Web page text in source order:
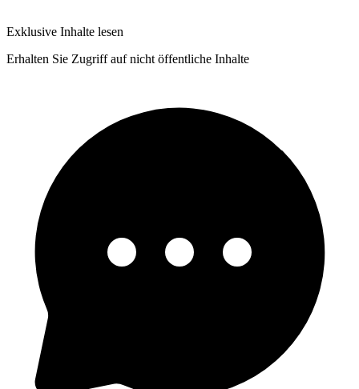
Exklusive Inhalte lesen
Erhalten Sie Zugriff auf nicht öffentliche Inhalte